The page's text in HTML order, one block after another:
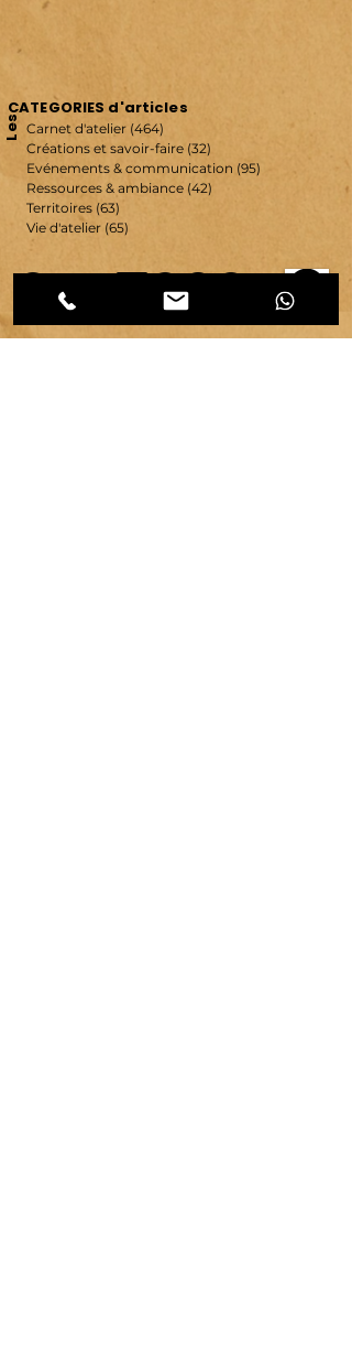
Carnet d'atelier (464)
Créations et savoir-faire (32)
Evénements & communication (95)
Ressources & ambiance (42)
Territoires (63)
Vie d'atelier (65)
Les
CATEGORIES d'articles